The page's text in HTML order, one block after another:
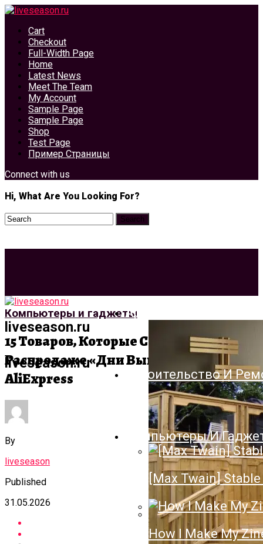
Cart
Checkout
Full-Width Page
Home
Latest News
Meet The Team
My Account
Sample Page
Sample Page
Shop
Test Page
Пример Страницы
Connect with us
Hi, What Are You Looking For?
liveseason.ru
liveseason.ru
Архитектура И
Строительство И
Компьютеры И
[Max Twain]
How I Make My
Компьютеры и гаджеты
15 Товаров, Которые Стоит Купить На
Распродаже «Дни Выгоды» От
AliExpress
By
liveseason
Published
31.05.2026